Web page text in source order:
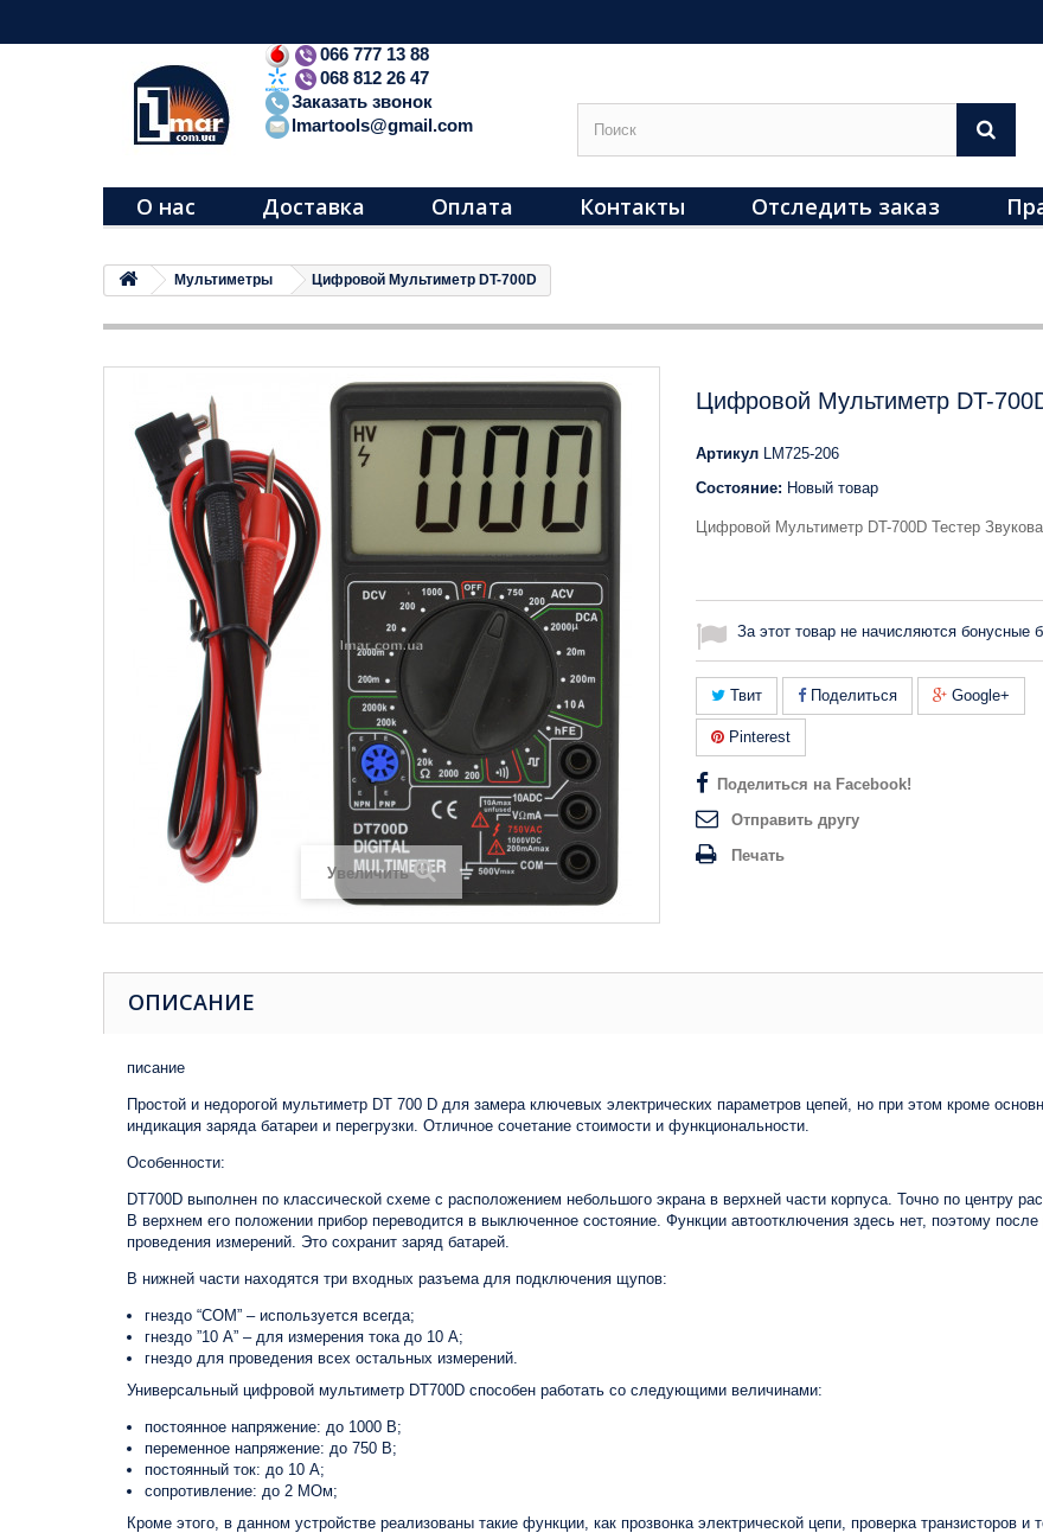
066 777 13 88
068 812 26 47
Заказать звонок
lmartools@gmail.com
О нас Доставка Оплата Контакты Отследить заказ
Мультиметры Цифровой Мультиметр DT-700D
Увеличить
Цифровой Мультиметр DT-
Артикул LM725-206
Состояние: Новый товар
Цифровой Мультиметр DT-700D Тестер
За этот товар не начисляются бонусные
Твит Поделиться Google+
Pinterest
Поделиться на Facebook!
Отправить другу
Печать
ОПИСАНИЕ
писание
Простой и недорогой мультиметр DT 700 D для замера ключевых электрических параметров цепей, но при этом кроме
индикация заряда батареи и перегрузки. Отличное сочетание стоимости и функциональности.
Особенности:
DT700D выполнен по классической схеме с расположением небольшого экрана в верхней части корпуса. Точно по центру
В верхнем его положении прибор переводится в выключенное состояние. Функции автоотключения здесь нет, поэтому
проведения измерений. Это сохранит заряд батарей.
В нижней части находятся три входных разъема для подключения щупов:
гнездо “COM” – используется всегда;
гнездо ”10 А” – для измерения тока до 10 А;
гнездо для проведения всех остальных измерений.
Универсальный цифровой мультиметр DT700D способен работать со следующими величинами:
постоянное напряжение: до 1000 В;
переменное напряжение: до 750 В;
постоянный ток: до 10 А;
сопротивление: до 2 МОм;
Кроме этого, в данном устройстве реализованы такие функции, как прозвонка электрической цепи, проверка транзисторов